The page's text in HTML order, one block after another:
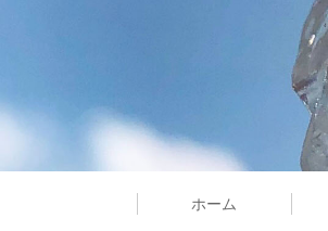
ホーム